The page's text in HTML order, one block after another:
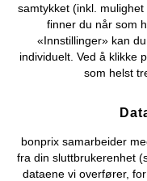
Du
Om
samtykket (inkl.
finner du når som
«Innstillinger» kan
individuelt. Ved å klikke
som helst
bonprix samarbeider
fra din sluttbrukerenhet
dataene vi overfører,